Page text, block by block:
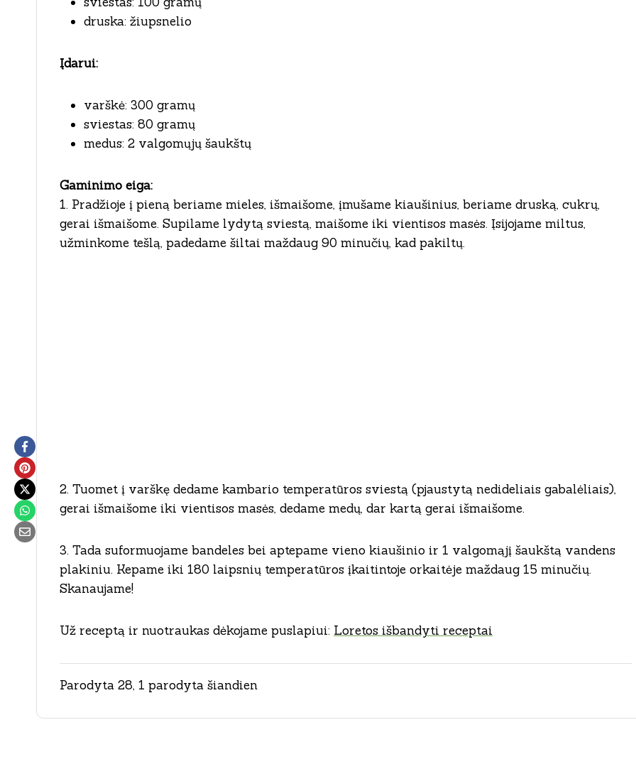
druska: žiupsnelio
Įdarui:
varškė: 300 gramų
sviestas: 80 gramų
medus: 2 valgomųjų šaukštų
Gaminimo eiga:
1. Pradžioje į pieną beriame mieles, išmaišome, įmušame kiaušinius, beriame druską, cukrų,
gerai išmaišome. Supilame lydytą sviestą, maišome iki vientisos masės. Įsijojame miltus,
užminkome tešlą, padedame šiltai maždaug 90 minučių, kad pakiltų.
2. Tuomet į varškę dedame kambario temperatūros sviestą (pjaustytą nedideliais gabalėliais),
gerai išmaišome iki vientisos masės, dedame medų, dar kartą gerai išmaišome.
3. Tada suformuojame bandeles bei aptepame vieno kiaušinio ir 1 valgomąjį šaukštą vandens
plakiniu. Kepame iki 180 laipsnių temperatūros įkaitintoje orkaitėje maždaug 15 minučių.
Skanaujame!
Už receptą ir nuotraukas dėkojame puslapiui: Loretos išbandyti receptai
Parodyta 28, 1 parodyta šiandien